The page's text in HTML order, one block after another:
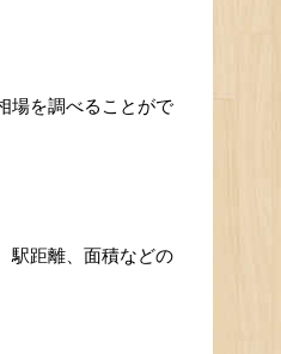
場を調べることがで
駅距離、面積などの